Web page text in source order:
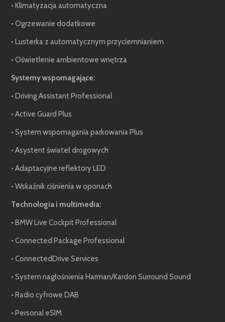
• Klimatyzacja automatyczna
• Ogrzewanie dodatkowe
• Lusterka z automatycznym przyciemnianiem
• Oświetlenie ambientowe wnętrza
Systemy wspomagające:
• Driving Assistant Professional
• Active Guard Plus
• System wspomagania parkowania Plus
• Asystent świateł drogowych
• Adaptacyjne reflektory LED
• Wskaźnik ciśnienia w oponach
Technologia i multimedia:
• BMW Live Cockpit Professional
• Connected Package Professional
• ConnectedDrive Services
• System nagłośnienia Harman/Kardon Surround Sound
• Radio cyfrowe DAB
• Personal eSIM